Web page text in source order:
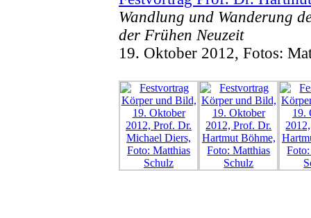
Wandlung und Wanderung
der Frühen Neuzeit
19. Oktober 2012, Fotos: